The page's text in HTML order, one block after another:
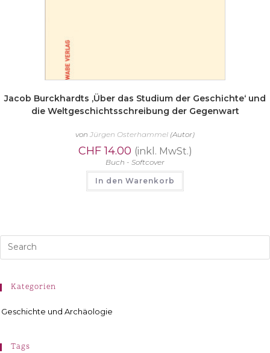
Jacob Burckhardts ‚Über das Studium der Geschichte‘ und
die Weltgeschichtsschreibung der Gegenwart
von Jürgen Osterhammel (Autor)
CHF14.00 (inkl. MwSt.)
Buch - Softcover
In den Warenkorb
Kategorien
Geschichte und Archäologie
Tags